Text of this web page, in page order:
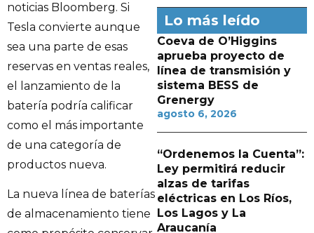
noticias Bloomberg. Si
Tesla convierte aunque
sea una parte de esas
reservas en ventas reales,
el lanzamiento de la
batería podría calificar
como el más importante
de una categoría de
productos nueva.
La nueva línea de baterías
de almacenamiento tiene
Lo más leído
Coeva de O’Higgins
aprueba proyecto de
línea de transmisión y
sistema BESS de
Grenergy
agosto 6, 2026
“Ordenemos la Cuenta”:
Ley permitirá reducir
alzas de tarifas
eléctricas en Los Ríos,
Los Lagos y La
Araucanía